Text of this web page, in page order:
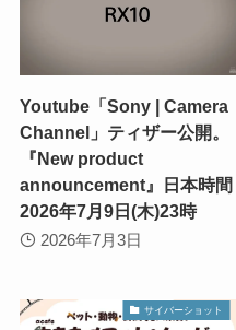
Youtube「Sony | Camera
Channel」ティザー公開。
『New product
announcement』日本時間
2026年7月9日(木)23時
2026年7月3日
サイバーショット